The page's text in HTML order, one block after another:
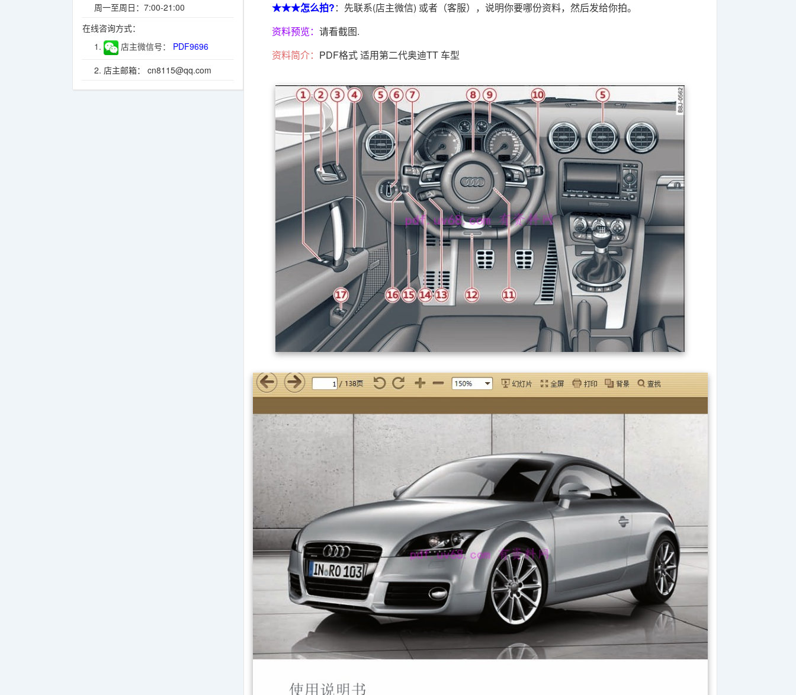
周一至周日：7:00-21:00
在线咨询方式：
1.
店主微信号：
PDF9696
2. 店主邮箱： cn8115@qq.com
★★★怎么拍?：先联系(店主微信) 或者（客服），说明你要哪份资料，然后发给你拍。
资料预览： 请看截图.
资料简介： PDF格式 适用第二代奥迪TT 车型